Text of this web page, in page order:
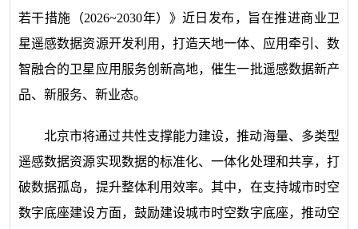
若干措施（2026~2030年）》近日发布，旨在推进商业卫
星遥感数据资源开发利用，打造天地一体、应用牵引、数
智融合的卫星应用服务创新高地，催生一批遥感数据新产
品、新服务、新业态。
北京市将通过共性支撑能力建设，推动海量、多类型
遥感数据资源实现数据的标准化、一体化处理和共享，打
破数据孤岛，提升整体利用效率。其中，在支持城市时空
数字底座建设方面，鼓励建设城市时空数字底座，推动空